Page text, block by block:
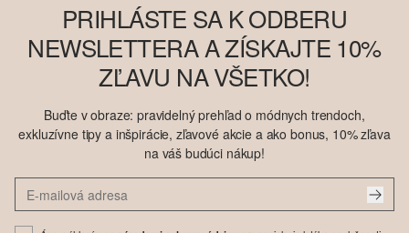
PRIHLÁSTE SA K ODBERU
NEWSLETTERA A ZÍSKAJTE 10%
ZĽAVU NA VŠETKO!
Buďte v obraze: pravidelný prehľad o módnych trendoch,
exkluzívne tipy a inšpirácie, zľavové akcie a ako bonus, 10% zľava
na váš budúci nákup!